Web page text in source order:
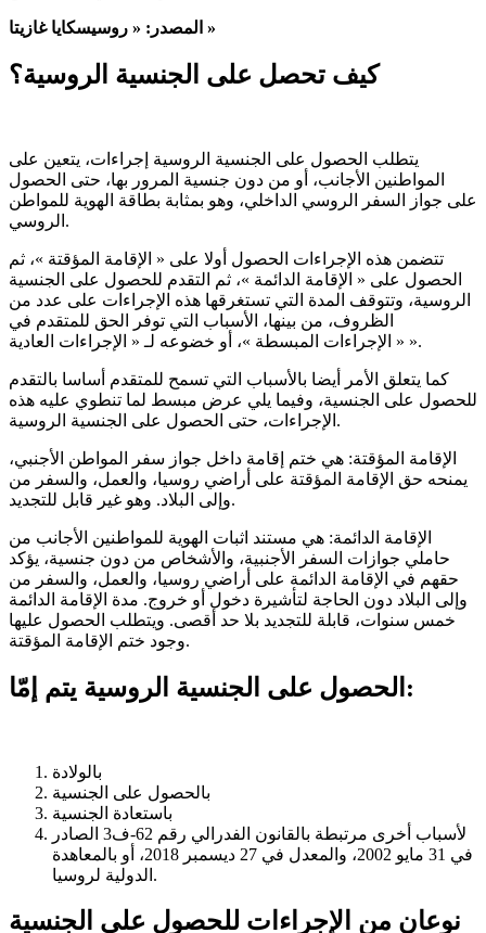
المصدر: « روسيسكايا غازيتا »
كيف تحصل على الجنسية الروسية؟
يتطلب الحصول على الجنسية الروسية إجراءات، يتعين على
المواطنين الأجانب، أو من دون جنسية المرور بها، حتى الحصول
على جواز السفر الروسي الداخلي، وهو بمثابة بطاقة الهوية للمواطن
الروسي.
تتضمن هذه الإجراءات الحصول أولا على « الإقامة المؤقتة »، ثم
الحصول على « الإقامة الدائمة »، ثم التقدم للحصول على الجنسية
الروسية، وتتوقف المدة التي تستغرقها هذه الإجراءات على عدد من
الظروف، من بينها، الأسباب التي توفر الحق للمتقدم في
« الإجراءات المبسطة »، أو خضوعه لـ « الإجراءات العادية ».
كما يتعلق الأمر أيضا بالأسباب التي تسمح للمتقدم أساسا بالتقدم
للحصول على الجنسية، وفيما يلي عرض مبسط لما تنطوي عليه هذه
الإجراءات، حتى الحصول على الجنسية الروسية.
الإقامة المؤقتة: هي ختم إقامة داخل جواز سفر المواطن الأجنبي،
يمنحه حق الإقامة المؤقتة على أراضي روسيا، والعمل، والسفر من
وإلى البلاد. وهو غير قابل للتجديد.
الإقامة الدائمة: هي مستند اثبات الهوية للمواطنين الأجانب من
حاملي جوازات السفر الأجنبية، والأشخاص من دون جنسية، يؤكد
حقهم في الإقامة الدائمة على أراضي روسيا، والعمل، والسفر من
وإلى البلاد دون الحاجة لتأشيرة دخول أو خروج. مدة الإقامة الدائمة
خمس سنوات، قابلة للتجديد بلا حد أقصى. ويتطلب الحصول عليها
وجود ختم الإقامة المؤقتة.
الحصول على الجنسية الروسية يتم إمّا:
بالولادة
بالحصول على الجنسية
باستعادة الجنسية
لأسباب أخرى مرتبطة بالقانون الفدرالي رقم 62-ف3 الصادر
في 31 مايو 2002، والمعدل في 27 ديسمبر 2018، أو بالمعاهدة
الدولية لروسيا.
نوعان من الإجراءات للحصول على الجنسية